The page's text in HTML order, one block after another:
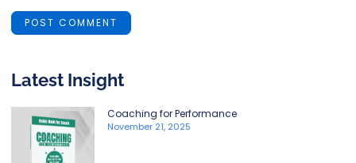
Latest Insight
Coaching for Performance
November 21, 2025